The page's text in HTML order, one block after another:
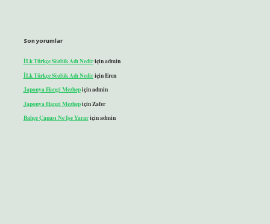
Son yorumlar
İLk Türkçe Sözlük Adı Nediriçinadmin
İLk Türkçe Sözlük Adı NediriçinEren
Japonya Hangi Mezhepiçinadmin
Japonya Hangi MezhepiçinZafer
Bahçe Çapası Ne Işe Yarariçinadmin